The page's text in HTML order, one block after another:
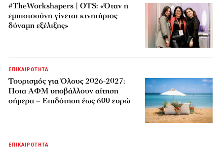
#TheWorkshapers | OTS: «Όταν η
εμπιστοσύνη γίνεται κινητήριος
δύναμη εξέλιξης»
ΕΠΙΚΑΙΡΟΤΗΤΑ
Τουρισμός για Όλους 2026-2027:
Ποια ΑΦΜ υποβάλλουν αίτηση
σήμερα – Επιδότηση έως 600 ευρώ
ΕΠΙΚΑΙΡΟΤΗΤΑ